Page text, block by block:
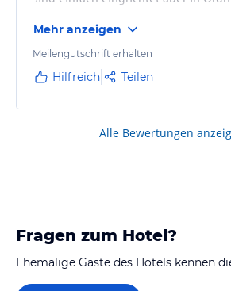
zufrieden. Dierkt um die Ecke gibt es
es herrliches Gebäck gibt
Mehr anzeigen
Meilengutschrift erhalten
Hilfreich Teilen
Alle Bewertungen
Fragen zum Hotel?
Ehemalige Gäste des Hotels kennen